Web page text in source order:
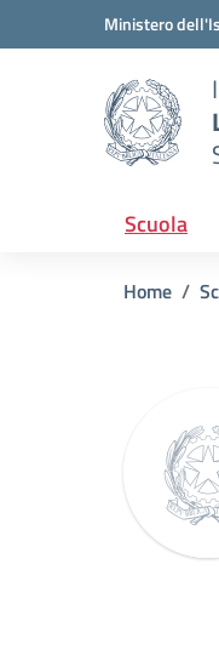
Vai ai contenuti
Vai al menu di navigazione
Ministero
Scuola
Home